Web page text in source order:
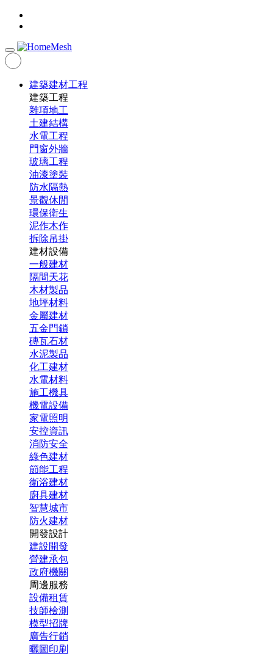
建築建材工程
建築工程
雜項地工
土建結構
水電工程
門窗外牆
玻璃工程
油漆塗裝
防水隔熱
景觀休閒
環保衛生
泥作木作
拆除吊掛
建材設備
一般建材
隔間天花
木材製品
地坪材料
金屬建材
五金門鎖
磚瓦石材
水泥製品
化工建材
水電材料
施工機具
機電設備
家電照明
安控資訊
消防安全
綠色建材
節能工程
衛浴建材
廚具建材
智慧城市
防火建材
開發設計
建設開發
營建承包
政府機關
周邊服務
設備租賃
技師檢測
模型招牌
廣告行銷
曬圖印刷